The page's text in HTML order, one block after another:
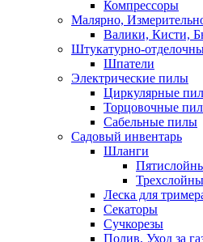
Компрессоры
Малярно,
Валики, Кисти,
Штукатурно-
Шпатели
Электрические пилы
Циркулярные
Торцовочные
Сабельные пилы
Садовый инвентарь
Шланги
Леска для
Секаторы
Сучкорезы
Полив, Уход за